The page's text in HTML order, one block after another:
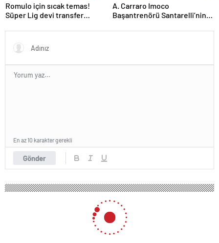
Romulo için sıcak temas!
Süper Lig devi transfer
A. Carraro Imoco
Başantrenörü Santarelli’nin
VakıfBank
Gönder
En az 10 karakter gerekli